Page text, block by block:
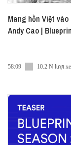
Mang hồn Việt
Andy Cao |
58:09 10.2 N lượt